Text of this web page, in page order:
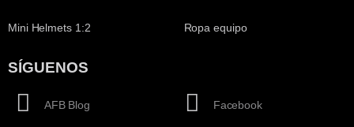
Mini Helmets 1:2 Ropa equipo
SÍGUENOS
AFB Blog Facebook